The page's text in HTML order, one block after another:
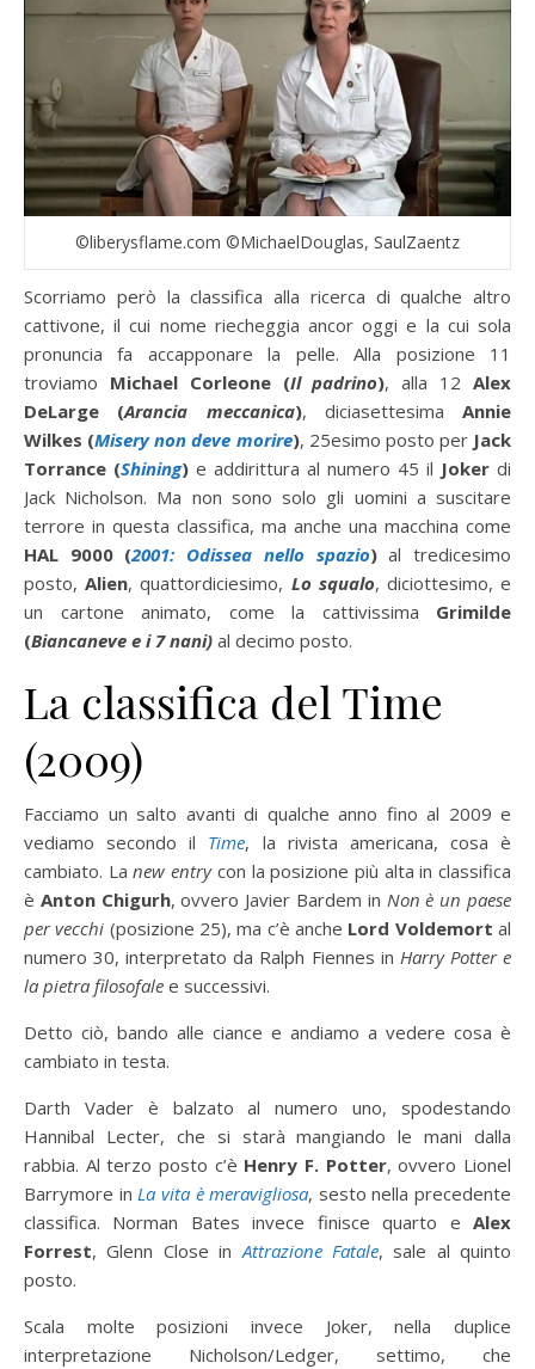
©liberysflame.com ©MichaelDouglas, SaulZaentz
Scorriamo però la classifica alla ricerca di qualche altro
cattivone, il cui nome riecheggia ancor oggi e la cui sola
pronuncia fa accapponare la pelle. Alla posizione 11
troviamo Michael Corleone (Il padrino), alla 12Alex
DeLarge (Arancia meccanica), diciasettesima Annie
Wilkes (Misery non deve morire), 25esimo posto per Jack
Torrance (Shining) e addirittura al numero 45 il Joker di
Jack Nicholson. Ma non sono solo gli uomini a suscitare
terrore in questa classifica, ma anche una macchina come
HAL 9000 (2001: Odissea nello spazio)al tredicesimo
posto,Alien, quattordiciesimo, Lo squalo, diciottesimo, e
un cartone animato, come la cattivissima Grimilde
(Biancaneve e i 7 nani) al decimo posto.
La classifica del Time
(2009)
Facciamo un salto avanti di qualche anno fino al 2009 e
vediamo secondo il Time, la rivista americana, cosa è
cambiato. Lanew entrycon la posizione più alta in classifica
è Anton Chigurh, ovvero Javier Bardem in Non è un paese
per vecchi (posizione 25), ma c’è anche Lord Voldemort al
numero 30, interpretato da Ralph Fiennes in Harry Potter e
la pietra filosofale e successivi.
Detto ciò, bando alle ciance e andiamo a vedere cosa è
cambiato in testa.
Darth Vader è balzato al numero uno, spodestando
Hannibal Lecter, che si starà mangiando le mani dalla
rabbia. Al terzo posto c’è Henry F. Potter, ovvero Lionel
Barrymore inLa vita è meravigliosa, sesto nella precedente
classifica. Norman Bates invece finisce quarto e Alex
Forrest, Glenn Close inAttrazione Fatale, sale al quinto
posto.
Scala molte posizioni invece Joker, nella duplice
interpretazione Nicholson/Ledger, settimo, che